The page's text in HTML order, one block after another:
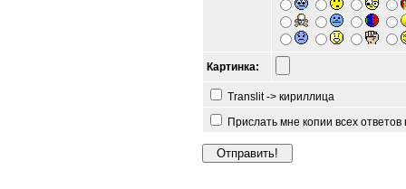
Картинка:
Translit -> кириллица
Прислать мне копии всех